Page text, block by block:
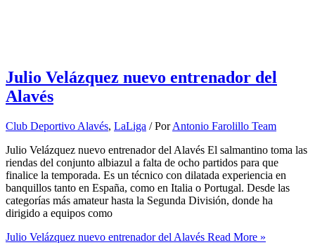
Julio Velázquez nuevo entrenador del
Alavés
Club Deportivo Alavés, LaLiga / PorAntonio Farolillo Team
Julio Velázquez nuevo entrenador del Alavés El salmantino toma las
riendas del conjunto albiazul a falta de ocho partidos para que
finalice la temporada. Es un técnico con dilatada experiencia en
banquillos tanto en España, como en Italia o Portugal. Desde las
categorías más amateur hasta la Segunda División, donde ha
dirigido a equipos como
Julio Velázquez nuevo entrenador del Alavés Read More »